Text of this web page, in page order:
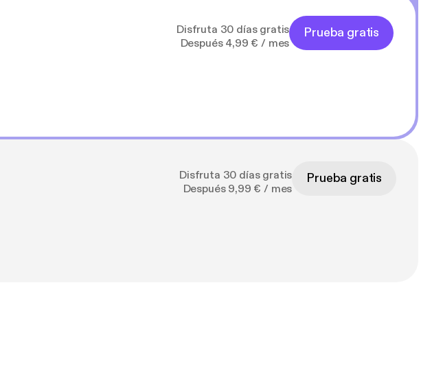
Disfruta 30 días gratis
Después 4,99 € / mes
Prueba gratis
Disfruta 30 días gratis
Después 9,99 € / mes
Prueba gratis